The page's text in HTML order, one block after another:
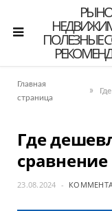
ПОЛЕЗНЫЕ
Главная
страница
»
Где
23.08.2024